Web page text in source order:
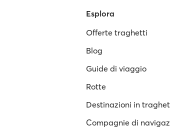
Esplora
Offerte traghetti
Blog
Guide di viaggio
Rotte
Destinazioni in
Compagnie di